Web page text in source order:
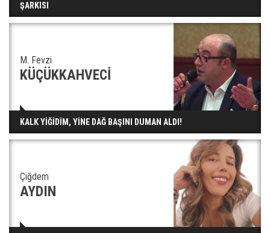
ŞARKISI
M. Fevzi
KÜÇÜKKAHVECİ
KALK YİĞİDİM, YİNE DAĞ BAŞINI DUMAN ALDI!
Çiğdem
AYDIN